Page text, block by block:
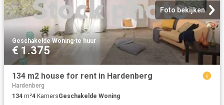
Foto bekijken
Geschakelde Woning·te huur
€ 1.375
134 m2 house for rent in Hardenberg
Hardenberg
134 m²4 KamersGeschakelde Woning